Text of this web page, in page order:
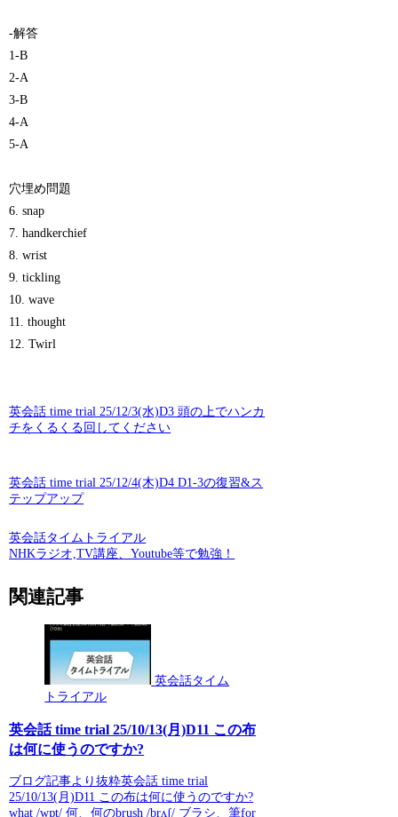
-解答
1-B
2-A
3-B
4-A
5-A
穴埋め問題
6. snap
7. handkerchief
8. wrist
9. tickling
10. wave
11. thought
12. Twirl
英会話 time trial 25/12/3(水)D3 頭の上でハンカ
チをくるくる回してください
英会話 time trial 25/12/4(木)D4 D1-3の復習&ス
テップアップ
英会話タイムトライアル
NHKラジオ,TV講座、Youtube等で勉強！
関連記事
英会話タイム
トライアル
英会話 time trial 25/10/13(月)D11 この布
は何に使うのですか?
ブログ記事より抜粋英会話 time trial
25/10/13(月)D11 この布は何に使うのですか?
what /wɒt/ 何、何のbrush /brʌʃ/ ブラシ、筆for